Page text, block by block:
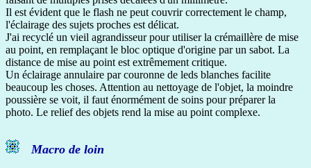
Il est évident que le flash ne peut couvrir correctement le champ,
l'éclairage des sujets proches est délicat.
J'ai recyclé un vieil agrandisseur pour utiliser la crémaillère de mise
au point, en remplaçant le bloc optique d'origine par un sabot. La
distance de mise au point est extrêmement critique.
Un éclairage annulaire par couronne de leds blanches facilite
beaucoup les choses. Attention au nettoyage de l'objet, la moindre
poussière se voit, il faut énormément de soins pour préparer la
photo. Le relief des objets rend la mise au point complexe.
Macro de loin